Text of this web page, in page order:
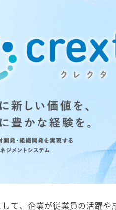
して、企業が従業員の活躍